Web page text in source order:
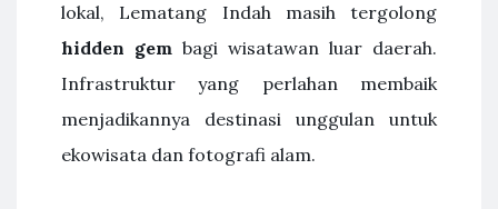
lokal, Lematang Indah masih tergolong
hidden gem bagi wisatawan luar daerah.
Infrastruktur yang perlahan membaik
menjadikannya destinasi unggulan untuk
ekowisata dan fotografi alam.